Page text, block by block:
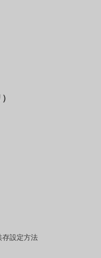
存設定方法